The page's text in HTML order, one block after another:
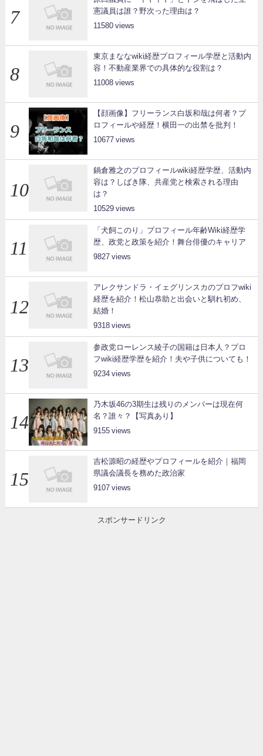
憲議員は誰？野次った理由は？
11580
東京まななwiki経歴プロフィール学歴と活動内
容！不動産業界での具体的な役割は？
11008
【顔画像】フリーランス白坂和哉は何者？プ
ロフィールや経歴！横田一の出禁を批判！
10677
鍋倉雅之のプロフィールwiki経歴学歴、活動内
容は？しばき隊、共産党と検索される理由
は？
10529
「犬飼このり」プロフィール年齢Wiki経歴学
歴、政党と政策を紹介！舞台俳優のキャリア
9827
アレクサンドラ・イェグリンスカのプロフwiki
経歴を紹介！松山恭助と出会いと馴れ初め、
結婚！
9318
参政党ローレンス綾子の国籍は日本人？プロ
フwiki経歴学歴を紹介！夫や子供についても！
9234
乃木坂46の3期生は残りのメンバーは現在何
名？誰々？【写真あり】
9155
吉松源昭の経歴やプロフィールを紹介｜福岡
県議会議長を務めた政治家
9107
スポンサードリンク